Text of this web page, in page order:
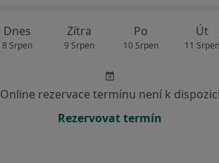
Dnes
8 Srpen
Zítra
9 Srpen
Po
10 Srpen
Út
11 Srpen
Online rezervace termínu není k dispozici
Rezervovat termín